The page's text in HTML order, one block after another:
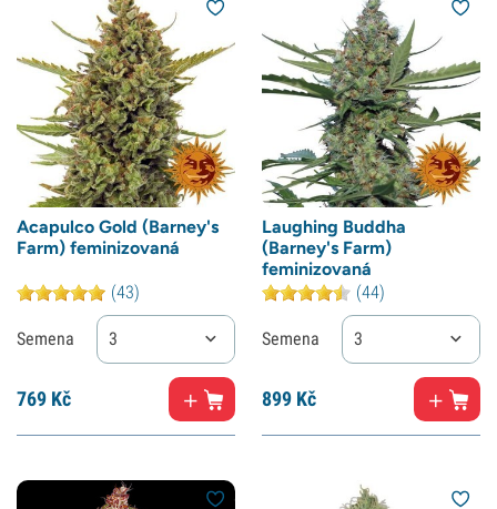
Acapulco Gold (Barney's
Farm) feminizovaná
(43)
Semena 3
769 Kč
Laughing Buddha
(Barney's Farm)
feminizovaná
(44)
Semena 3
899 Kč